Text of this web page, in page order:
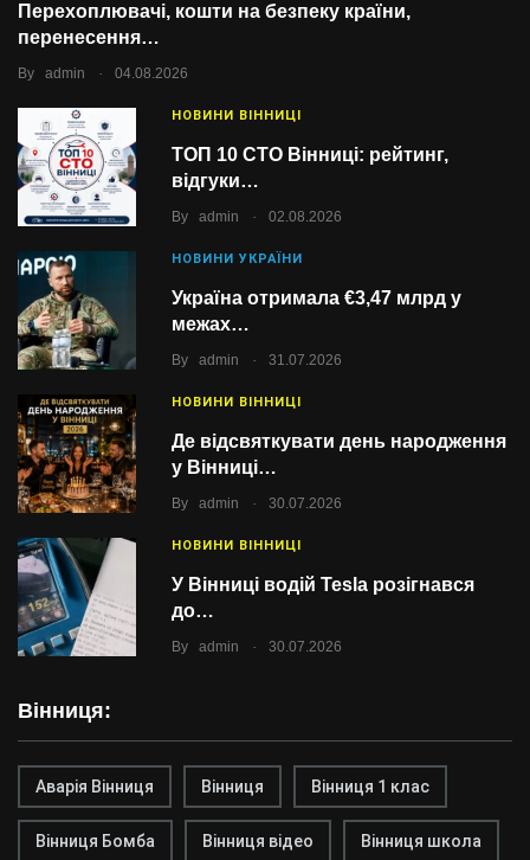
Перехоплювачі, кошти на безпеку країни,
перенесення…
By admin . 04.08.2026
НОВИНИ ВІННИЦІ
ТОП 10 СТО Вінниці: рейтинг,
відгуки…
By admin . 02.08.2026
НОВИНИ УКРАЇНИ
Україна отримала €3,47 млрд у
межах…
By admin . 31.07.2026
НОВИНИ ВІННИЦІ
Де відсвяткувати день народження
у Вінниці…
By admin . 30.07.2026
НОВИНИ ВІННИЦІ
У Вінниці водій Tesla розігнався
до…
By admin . 30.07.2026
Вінниця:
Аварія Вінниця Вінниця Вінниця 1 клас
Вінниця Бомба Вінниця відео Вінниця школа